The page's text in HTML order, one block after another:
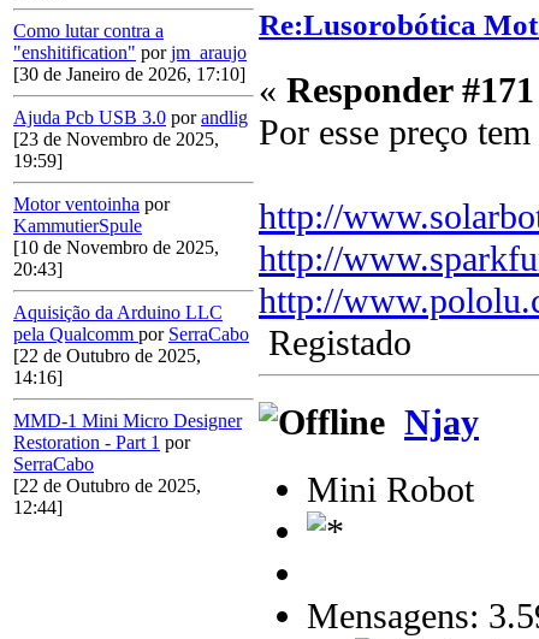
Como lutar contra a
"enshitification" porjm_araujo
[30 de Janeiro de 2026, 17:10]
Ajuda Pcb USB 3.0 porandlig
[23 de Novembro de 2025,
19:59]
Motor ventoinha por
KammutierSpule
[10 de Novembro de 2025,
20:43]
Aquisição da Arduino LLC
pela Qualcomm por SerraCabo
[22 de Outubro de 2025,
14:16]
MMD-1 Mini Micro Designer
Restoration - Part 1 por
SerraCabo
[22 de Outubro de 2025,
12:44]
Re:Lusorobótica
« Responder
Por esse preço
http://
http://
http://
Registado
Njay
Mini Robot
Mensagens: